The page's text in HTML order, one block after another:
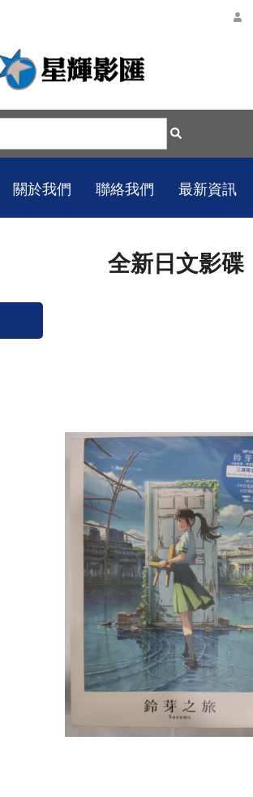
關於我們 聯絡我們 最新資訊
全新日文影碟